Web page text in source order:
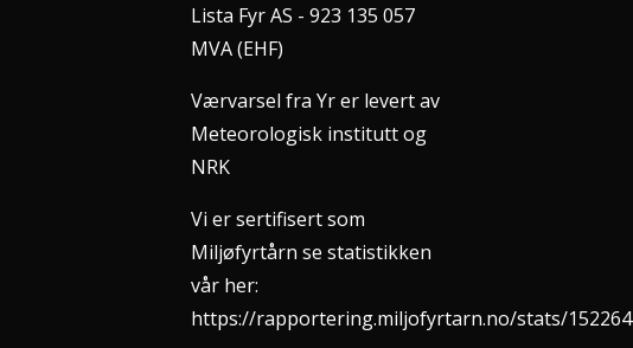
Lista Fyr AS - 923 135 057
MVA (EHF)
Værvarsel fra Yr er levert av
Meteorologisk institutt og
NRK
Vi er sertifisert som
Miljøfyrtårn se statistikken
vår her:
https://rapportering.miljofyrtarn.no/stats/152264